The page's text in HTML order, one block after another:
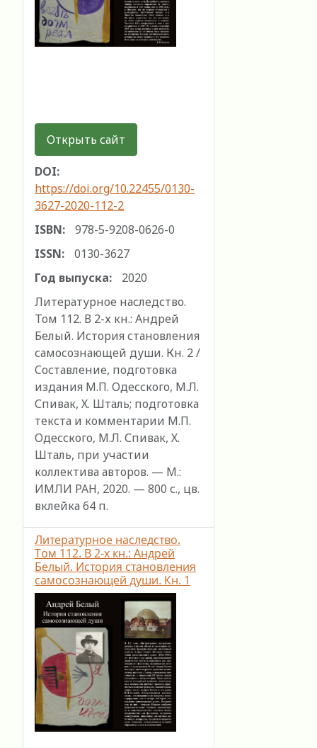
Открыть сайт
DOI:
https://doi.org/10.22455/0130-
3627-2020-112-2
ISBN:
978-5-9208-0626-0
ISSN:
0130-3627
Год выпуска:
2020
Литературное наследство.
Том 112. В 2-х кн.: Андрей
Белый. История становления
самосознающей души. Кн. 2 /
Cоставление, подготовка
издания М.П. Одесского, М.Л.
Спивак, Х. Шталь; подготовка
текста и комментарии М.П.
Одесского, М.Л. Спивак, Х.
Шталь, при участии
коллектива авторов. — М.:
ИМЛИ РАН, 2020. — 800 с., цв.
вклейка 64 п.
Литературное наследство.
Том 112. В 2-х кн.: Андрей
Белый. История становления
самосознающей души. Кн. 1